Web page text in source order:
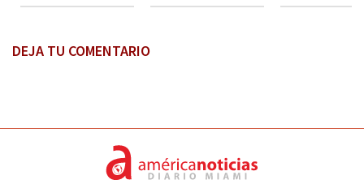
DEJA TU COMENTARIO